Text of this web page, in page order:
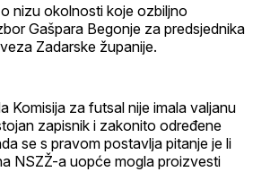
nizu okolnosti koje ozbiljno
Gašpara Begonje za predsjednika
Zadarske županije.
Komisija za futsal nije imala valjanu
zapisnik i zakonito određene
se s pravom postavlja pitanje je li
NSZŽ-a uopće mogla proizvesti